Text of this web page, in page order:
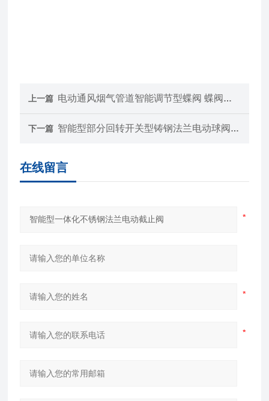
上一篇 电动通风烟气管道智能调节型蝶阀 蝶阀生产
下一篇 智能型部分回转开关型铸钢法兰电动球阀 球阀生产
在线留言